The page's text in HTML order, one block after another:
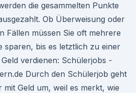
die gesammelten Punkte
Ob Überweisung oder
Fällen müssen Sie oft mehrere
sparen, bis es letztlich zu einer
verdienen: Schülerjobs -
Durch den Schülerjob geht
mit Geld um, weil es merkt, wie